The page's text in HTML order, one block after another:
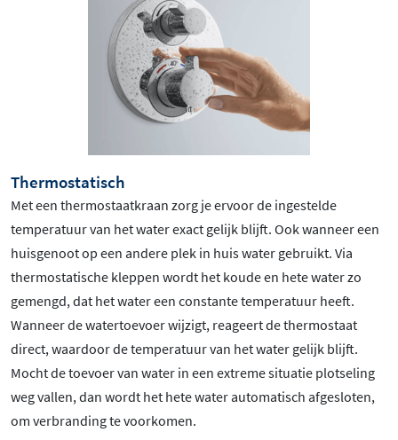
Thermostatisch
Met een thermostaatkraan zorg je ervoor de ingestelde
temperatuur van het water exact gelijk blijft. Ook wanneer een
huisgenoot op een andere plek in huis water gebruikt. Via
thermostatische kleppen wordt het koude en hete water zo
gemengd, dat het water een constante temperatuur heeft.
Wanneer de watertoevoer wijzigt, reageert de thermostaat
direct, waardoor de temperatuur van het water gelijk blijft.
Mocht de toevoer van water in een extreme situatie plotseling
weg vallen, dan wordt het hete water automatisch afgesloten,
om verbranding te voorkomen.